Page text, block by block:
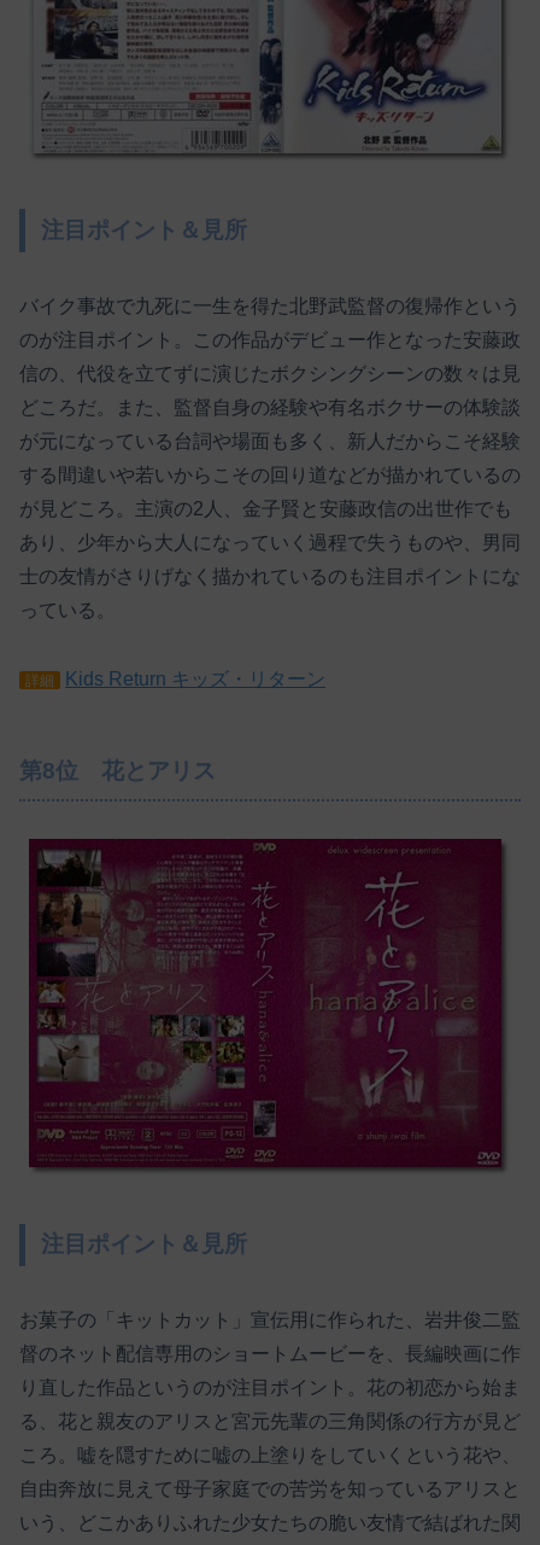
注目ポイント＆見所
バイク事故で九死に一生を得た北野武監督の復帰作という
のが注目ポイント。この作品がデビュー作となった安藤政
信の、代役を立てずに演じたボクシングシーンの数々は見
どころだ。また、監督自身の経験や有名ボクサーの体験談
が元になっている台詞や場面も多く、新人だからこそ経験
する間違いや若いからこその回り道などが描かれているの
が見どころ。主演の2人、金子賢と安藤政信の出世作でも
あり、少年から大人になっていく過程で失うものや、男同
士の友情がさりげなく描かれているのも注目ポイントにな
っている。
詳細 Kids Return キッズ・リターン
第8位 花とアリス
注目ポイント＆見所
お菓子の「キットカット」宣伝用に作られた、岩井俊二監
督のネット配信専用のショートムービーを、長編映画に作
り直した作品というのが注目ポイント。花の初恋から始ま
る、花と親友のアリスと宮元先輩の三角関係の行方が見ど
ころ。嘘を隠すために嘘の上塗りをしていくという花や、
自由奔放に見えて母子家庭での苦労を知っているアリスと
いう、どこかありふれた少女たちの脆い友情で結ばれた関